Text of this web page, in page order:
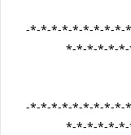
-*-*-*-*-*-*-*-*-*-
*-*-*-*-*-
-*-*-*-*-*-*-*-*-*-
*-*-*-*-*-